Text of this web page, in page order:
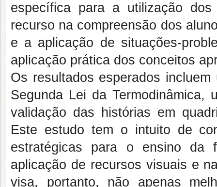
específica para a utilização
recurso na compreensão dos
e a aplicação de situações-
aplicação prática dos conceitos
Os resultados esperados
Segunda Lei da
validação das histórias em
Este estudo tem o intuito de
estratégicas para o ensino da
aplicação de recursos visuais e
visa, portanto, não apenas